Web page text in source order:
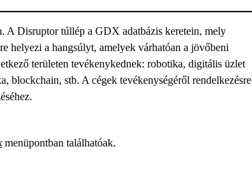
A Disruptor túllép a GDX adatbázis keretein, mely
helyezi a hangsúlyt, amelyek várhatóan a jövőbeni
területen tevékenykednek: robotika, digitális üzlet
blockchain, stb. A cégek tevékenységéről rendelkezésre
menüpontban találhatóak.